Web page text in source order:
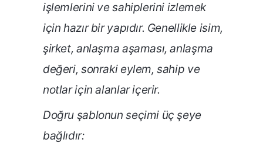
işlemlerini ve sahiplerini izlemek
için hazır bir yapıdır. Genellikle isim,
şirket, anlaşma aşaması, anlaşma
değeri, sonraki eylem, sahip ve
notlar için alanlar içerir.
Doğru şablonun seçimi üç şeye
bağlıdır: